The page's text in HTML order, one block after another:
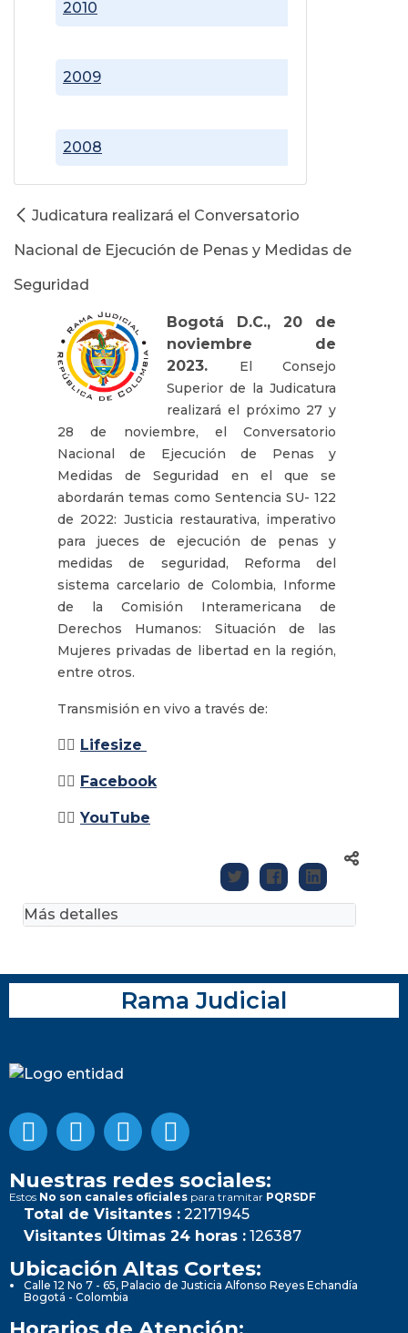
2008
2009
2010
Judicatura realizará el Conversatorio
Nacional de Ejecución de Penas y Medidas de
Seguridad
Bogotá D.C., 20 de
noviembre de
2023.
El Consejo
Superior de la Judicatura
realizará el próximo 27 y
28 de noviembre, el Conversatorio
Nacional de Ejecución de Penas y
Medidas de Seguridad en el que se
abordarán temas como Sentencia SU- 122
de 2022: Justicia restaurativa, imperativo
para jueces de ejecución de penas y
medidas de seguridad, Reforma del
sistema carcelario de Colombia, Informe
de la Comisión Interamericana de
Derechos Humanos: Situación de las
Mujeres privadas de libertad en la región,
entre otros.
Transmisión en vivo a través de:
👉🏽 Lifesize
👉🏽 Facebook
👉🏽 YouTube
Más detalles
Rama Judicial
Nuestras redes sociales:
Estos No son canales oficiales para tramitar PQRSDF
Total de Visitantes : 22171945
Visitantes Últimas 24 horas : 126387
Ubicación Altas Cortes:
Calle 12 No 7 - 65, Palacio de Justicia Alfonso Reyes Echandía
Bogotá - Colombia